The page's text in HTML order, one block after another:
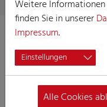
Sweet
11.02.2023 20:00
Party der Große Kölner
Weitere
finden Sie in unserer
Impressum.
Einstellungen
Alle Cookies